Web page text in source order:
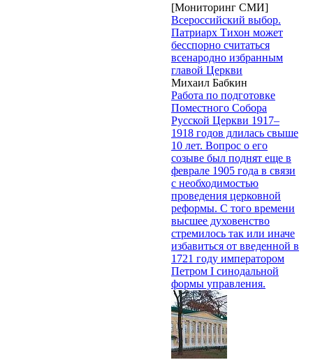
[Мониторинг СМИ]
Всероссийский выбор.
Патриарх Тихон может
бесспорно считаться
всенародно избранным
главой Церкви
Михаил Бабкин
Работа по подготовке
Поместного Собора
Русской Церкви 1917–
1918 годов длилась свыше
10 лет. Вопрос о его
созыве был поднят еще в
феврале 1905 года в связи
с необходимостью
проведения церковной
реформы. С того времени
высшее духовенство
стремилось так или иначе
избавиться от введенной в
1721 году императором
Петром I синодальной
формы управления.